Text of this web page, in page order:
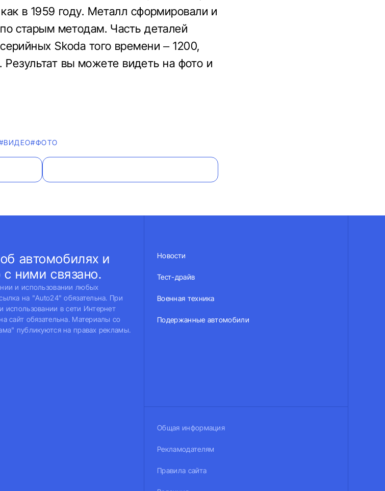
в 1959 году. Металл сформировали и
старым методам. Часть деталей
Skoda того времени – 1200,
Результат вы можете видеть на фото и
#ФОТО
автомобилях и
с ними связано.
и использовании любых
на "Auto24" обязательна. При
использовании в сети Интернет
сайт обязательна. Материалы со
публикуются на правах рекламы.
Новости
Тест-драйв
Военная техника
Подержанные автомобили
Общая информация
Рекламодателям
Правила сайта